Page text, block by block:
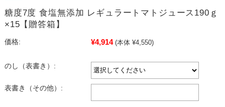
糖度7度 食塩無添加 レギュラートマトジュース190ｇ
×15【贈答箱】
価格: ¥4,914 (本体 ¥4,550)
のし（表書き）:
表書き（その他）: